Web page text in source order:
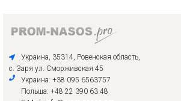
Украина, 35314, Ровенская область,
с. Заря ул. Сморживская 45
Украина: +38 095 6563757
Польша: +48 22 390 63 48